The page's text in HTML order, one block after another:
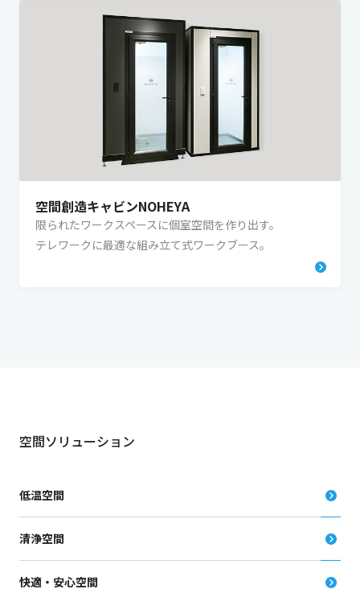
空間創造キャビンNOHEYA
限られたワークスペースに個室空間を作り出す。
テレワークに最適な組み立て式ワークブース。
空間ソリューション
低温空間
清浄空間
快適・安心空間